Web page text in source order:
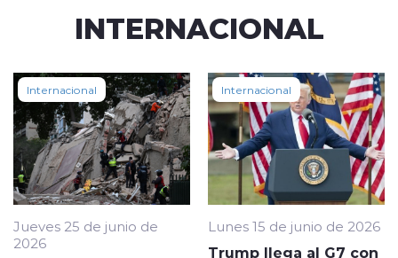
INTERNACIONAL
Internacional
Jueves 25 de junio de
2026
Internacional
Lunes 15 de junio de 2026
Trump llega al G7 con